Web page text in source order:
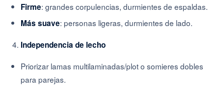
Firme: grandes corpulencias, durmientes de espaldas.
Más suave: personas ligeras, durmientes de lado.
Independencia de lecho
Priorizar lamas multilaminadas/plot o somieres dobles
para parejas.